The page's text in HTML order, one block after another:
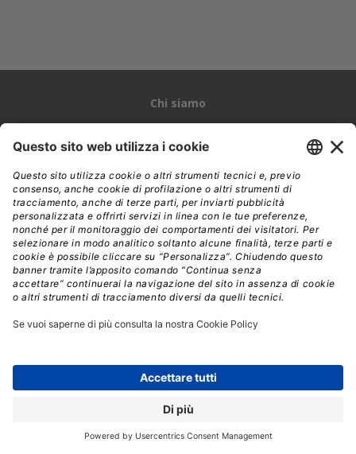
Chi siamo
Advertising
Webinar e Video
Privacy
Newsletter
DigitalWorld